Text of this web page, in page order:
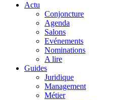
Actu
Conjoncture
Agenda
Salons
Evénements
Nominations
A lire
Guides
Juridique
Management
Métier